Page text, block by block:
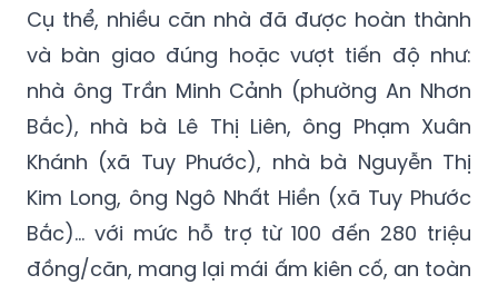
Cụ thể, nhiều căn nhà đã được hoàn thành
và bàn giao đúng hoặc vượt tiến độ như:
nhà ông Trần Minh Cảnh (phường An Nhơn
Bắc), nhà bà Lê Thị Liên, ông Phạm Xuân
Khánh (xã Tuy Phước), nhà bà Nguyễn Thị
Kim Long, ông Ngô Nhất Hiền (xã Tuy Phước
Bắc)… với mức hỗ trợ từ 100 đến 280 triệu
đồng/căn, mang lại mái ấm kiên cố, an toàn